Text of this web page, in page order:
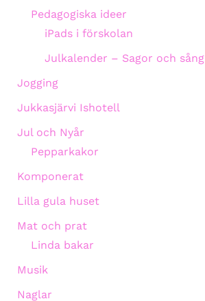
Pedagogiska ideer
iPads i förskolan
Julkalender – Sagor och sång
Jogging
Jukkasjärvi Ishotell
Jul och Nyår
Pepparkakor
Komponerat
Lilla gula huset
Mat och prat
Linda bakar
Musik
Naglar